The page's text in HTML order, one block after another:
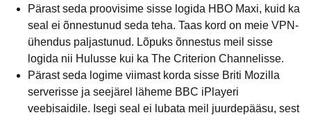
Pärast seda proovisime sisse logida HBO Maxi, kuid ka
seal ei õnnestunud seda teha. Taas kord on meie VPN-
ühendus paljastunud. Lõpuks õnnestus meil sisse
logida nii Hulusse kui ka The Criterion Channelisse.
Pärast seda logime viimast korda sisse Briti Mozilla
serverisse ja seejärel läheme BBC iPlayeri
veebisaidile. Isegi seal ei lubata meil juurdepääsu, sest